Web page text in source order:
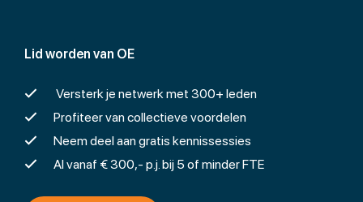
Lid worden van OE
Versterk je netwerk met 300+ leden
Profiteer van collectieve voordelen
Neem deel aan gratis kennissessies
Al vanaf € 300,- p.j. bij 5 of minder FTE